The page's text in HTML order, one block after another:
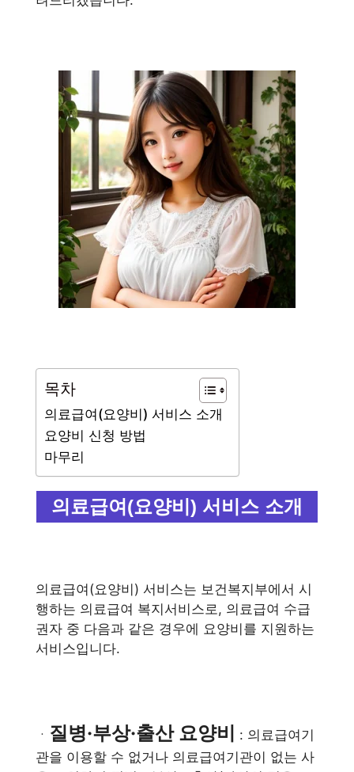
목차
의료급여(요양비) 서비스 소개
요양비 신청 방법
마무리
의료급여(요양비) 서비스 소개
의료급여(요양비) 서비스는 보건복지부에서 시
행하는 의료급여 복지서비스로, 의료급여 수급
권자 중 다음과 같은 경우에 요양비를 지원하는
서비스입니다.
ㆍ 질병·부상·출산 요양비 : 의료급여기
관을 이용할 수 없거나 의료급여기관이 없는 사